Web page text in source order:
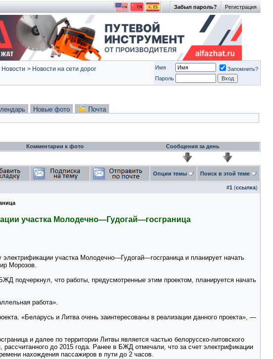
Регистрация
Забыл пароль?
Новости > Новости на сети дорог Имя
Запомнить?
Пароль
Новые фото Почта
Комментарии к фото Сообщения за день
Опции темы Поиск в этой теме
#1 (ссылка)
участка Молодечно—Гудогай—госграница
участка Молодечно—Гудогай—госграница и планирует начать
Морозов.
подчеркнул, что работы, предусмотренные этим проектом, планируется начать
работа».
«Беларусь и Литва очень заинтересованы в реализации данного проекта», —
и далее по территории Литвы является частью белорусско-литовского
до 2015 года. Ранее в БЖД отмечали, что за счет электрификации
нахождения пассажиров в пути до 2 часов.